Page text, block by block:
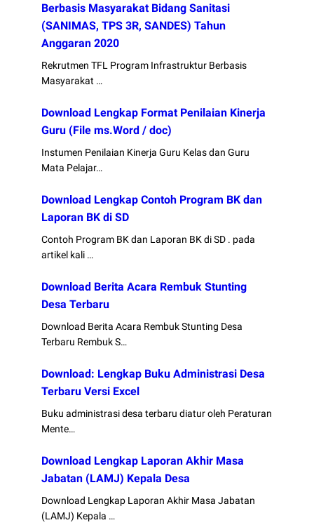
Berbasis Masyarakat Bidang Sanitasi
(SANIMAS, TPS 3R, SANDES) Tahun
Anggaran 2020
Rekrutmen TFL Program Infrastruktur Berbasis
Masyarakat …
Download Lengkap Format Penilaian Kinerja
Guru (File ms.Word / doc)
Instumen Penilaian Kinerja Guru Kelas dan Guru
Mata Pelajar…
Download Lengkap Contoh Program BK dan
Laporan BK di SD
Contoh Program BK dan Laporan BK di SD . pada
artikel kali …
Download Berita Acara Rembuk Stunting
Desa Terbaru
Download Berita Acara Rembuk Stunting Desa
Terbaru Rembuk S…
Download: Lengkap Buku Administrasi Desa
Terbaru Versi Excel
Buku administrasi desa terbaru diatur oleh Peraturan
Mente…
Download Lengkap Laporan Akhir Masa
Jabatan (LAMJ) Kepala Desa
Download Lengkap Laporan Akhir Masa Jabatan
(LAMJ) Kepala …